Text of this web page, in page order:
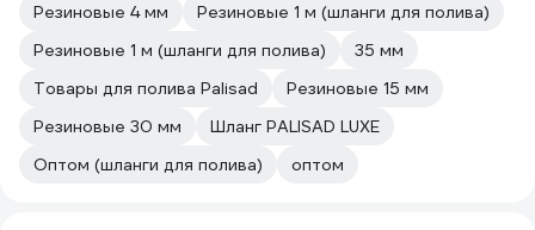
Резиновые 4 мм
Резиновые 1 м (шланги для полива)
Резиновые 1 м (шланги для полива)
35 мм
Товары для полива Palisad
Резиновые 15 мм
Резиновые 30 мм
Шланг PALISAD LUXE
Оптом (шланги для полива)
оптом